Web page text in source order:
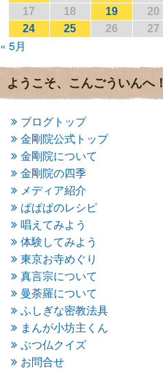
2017年1月(2)
2016年12月(4)
2016年11月(3)
2016年10月
2016年8月
2016年7月
(3)
2016年5月(3)
2016年4月
(4)
2016年3月 (4)
2016年2月 (5)
2016年1月(3)
2015年12月(6)
2015年11月 (4)
2015年10月
(4)
2015年9月(3)
2015年8月(4)
2015年7月(4)
2015年6月(3)
2015年5月(1)
2015年4月(1)
2015年3月 (3)
2015年2月(3)
2015年1月(1)
2014年12月
17 18 19 20
24
25 26 27
« 5月
ようこそ、こんごういんへ！
ブログトップ
金剛院公式トップ
金剛院について
金剛院の四季
メディア紹介
ぱぱぱのレシピ
唱えてみよう
体験してみよう
東京お寺めぐり
真言宗について
曼荼羅について
ふしぎな密教法具
まんが小坊主くん
ぶつ仏クイズ
お問合せ